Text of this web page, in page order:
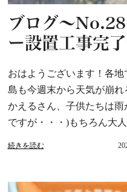
ブログ～
ー設置工事完
おはようございます！各
島も今週末から天気が崩
かえるさん、子供たちは
ですが・・・)もちろん大
続きを読む